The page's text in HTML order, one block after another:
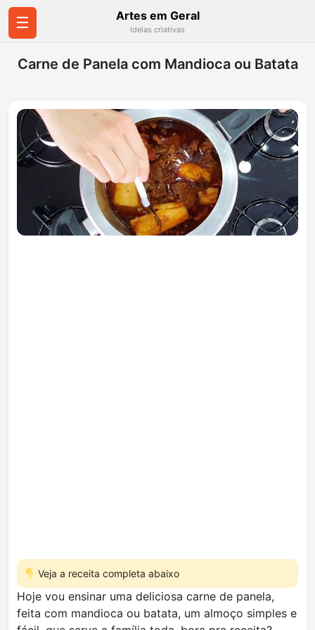
☰ Artes em Geral
Ideias criativas
Carne de Panela com Mandioca ou Batata
Veja a receita completa abaixo
Hoje vou ensinar uma deliciosa carne de panela,
feita com mandioca ou batata, um almoço simples e